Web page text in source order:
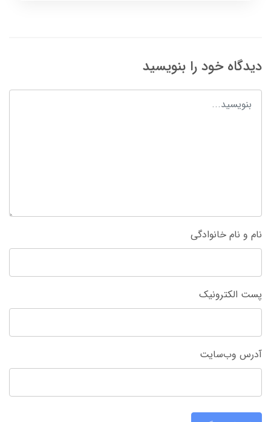
دیدگاه خود را بنویسید
نام و نام خانوادگی
پست الکترونیک
آدرس وب‌سایت